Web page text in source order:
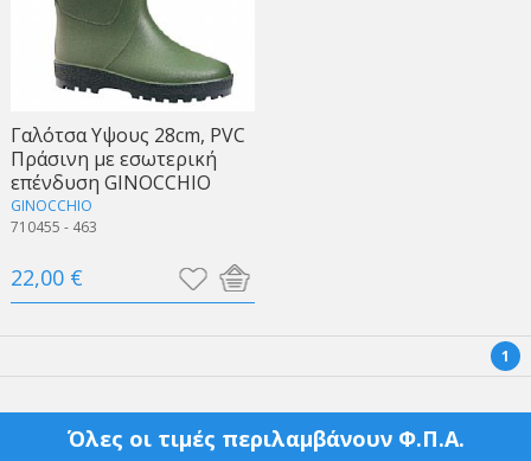
Γαλότσα Υψους 28cm, PVC
Πράσινη με εσωτερική
επένδυση GINOCCHIO
GINOCCHIO
710455 - 463
22,00 €
1
Όλες οι τιμές περιλαμβάνουν Φ.Π.Α.